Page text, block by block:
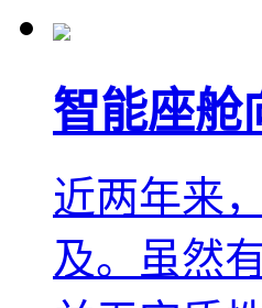
智能座舱
近两年来
及。虽然